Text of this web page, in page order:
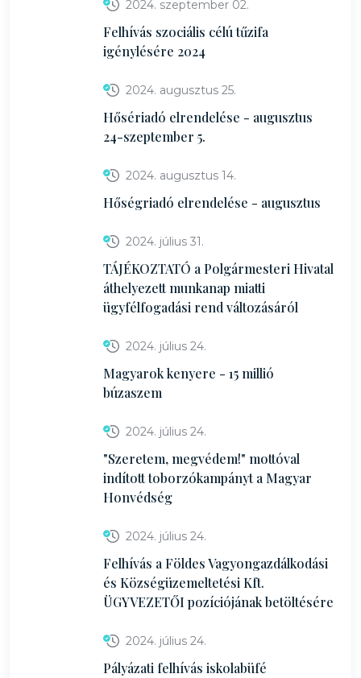
2024. szeptember 02.
Felhívás szociális célú tűzifa
igénylésére 2024
2024. augusztus 25.
Hősériadó elrendelése - augusztus
24-szeptember 5.
2024. augusztus 14.
Hőségriadó elrendelése - augusztus
2024. július 31.
TÁJÉKOZTATÓ a Polgármesteri Hivatal
áthelyezett munkanap miatti
ügyfélfogadási rend változásáról
2024. július 24.
Magyarok kenyere - 15 millió
búzaszem
2024. július 24.
"Szeretem, megvédem!" mottóval
indított toborzókampányt a Magyar
Honvédség
2024. július 24.
Felhívás a Földes Vagyongazdálkodási
és Községüzemeltetési Kft.
ÜGYVEZETŐI pozíciójának betöltésére
2024. július 24.
Pályázati felhívás iskolabüfé